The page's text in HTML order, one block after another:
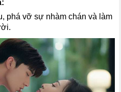
phá vỡ sự nhàm chán và làm